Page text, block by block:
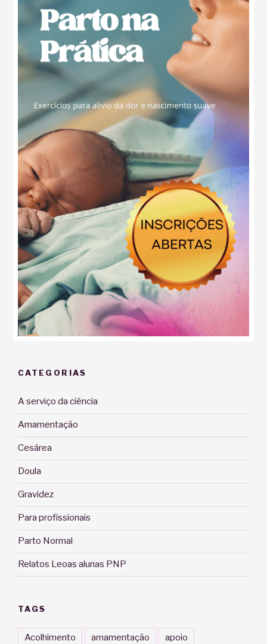
CATEGORIAS
A serviço da ciência
Amamentação
Cesárea
Doula
Gravidez
Para profissionais
Parto Normal
Relatos Leoas alunas PNP
TAGS
Acolhimento amamentação apoio